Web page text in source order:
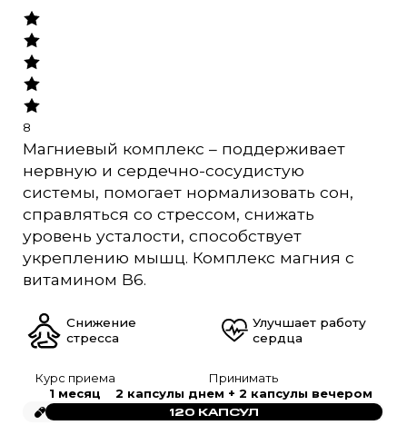
8
Магниевый комплекс – поддерживает
нервную и сердечно-сосудистую
системы, помогает нормализовать сон,
справляться со стрессом, снижать
уровень усталости, способствует
укреплению мышц. Комплекс магния с
витамином B6.
Снижение
стресса
Улучшает работу
сердца
Курс приема
1 месяц
Принимать
2 капсулы днем + 2 капсулы вечером
120 КАПСУЛ